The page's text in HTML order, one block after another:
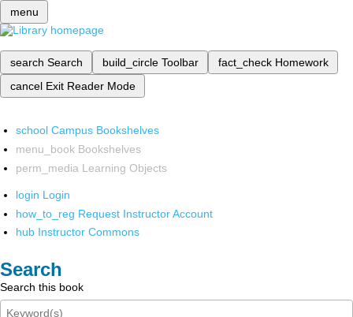
menu
search Search build_circle Toolbar fact_check Homework
cancel Exit Reader Mode
school Campus Bookshelves
menu_book Bookshelves
perm_media Learning Objects
login Login
how_to_reg Request Instructor Account
hub Instructor Commons
Search
Search this book